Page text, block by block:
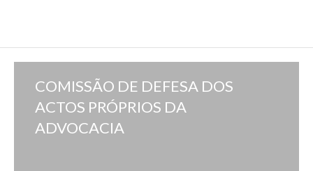
COMISSÃO DE DEFESA DOS
ACTOS PRÓPRIOS DA
ADVOCACIA